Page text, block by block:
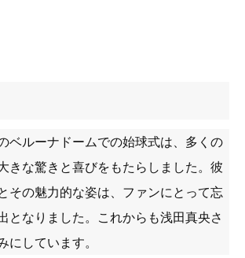
ベルーナドームでの始球式は、多くの
きな驚きと喜びをもたらしました。彼
その魅力的な姿は、ファンにとって忘
となりました。これからも浅田真央さ
にしています。